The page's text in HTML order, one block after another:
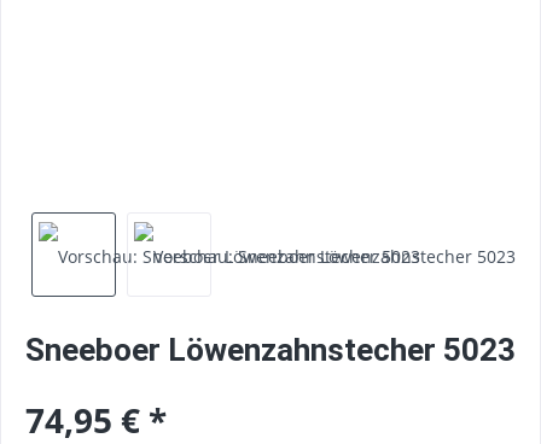
Sneeboer Löwenzahnstecher 5023
74,95 € *